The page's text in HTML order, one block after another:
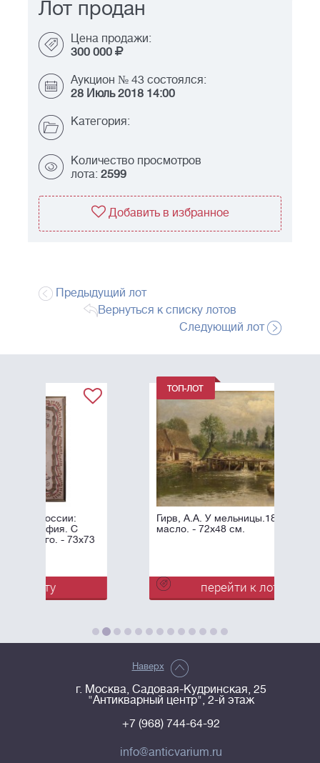
Лот продан
Цена продажи:
300 000
Аукцион № 43 состоялся:
28 Июль 2018 14:00
Категория:
Количество просмотров
лота: 2599
Добавить в избранное
Предыдущий лот
Вернуться к списку лотов
Следующий лот
Гирв, А.А. У мельницы.1897. Холст,
масло. - 72x48 см.
перейти к лоту
Наверх
г. Москва, Садовая-Кудринская, 25
"Антикварный центр", 2-й этаж
+7 (968) 744-64-92
info@anticvarium.ru